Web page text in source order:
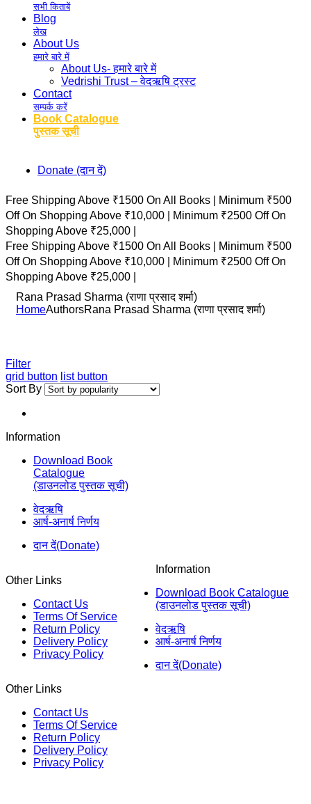
सभी किताबें
Blog
लेख
About Us
हमारे बारे में
About Us- हमारे बारे में
Vedrishi Trust – वेदऋषि ट्रस्ट
Contact
सम्पर्क करें
Book Catalogue
पुस्तक सूची
Donate (दान दें)
Free Shipping Above ₹1500 On All Books |
Minimum ₹500
Off On Shopping Above ₹10,000 |
Minimum ₹2500 Off On
Shopping Above ₹25,000 |
Free Shipping Above ₹1500 On All Books |
Minimum ₹500
Off On Shopping Above ₹10,000 |
Minimum ₹2500 Off On
Shopping Above ₹25,000 |
Rana Prasad Sharma (राणा प्रसाद शर्मा)
HomeAuthorsRana Prasad Sharma (राणा प्रसाद शर्मा)
Filter
grid button list button
Sort By
Information
Download Book
Catalogue
(डाउनलोड पुस्तक सूची)
वेदऋषि
आर्ष-अनार्ष निर्णय
दान दें(Donate)
Other Links
Contact Us
Terms Of Service
Return Policy
Delivery Policy
Privacy Policy
Information
Download Book Catalogue
(डाउनलोड पुस्तक सूची)
वेदऋषि
आर्ष-अनार्ष निर्णय
दान दें(Donate)
Other Links
Contact Us
Terms Of Service
Return Policy
Delivery Policy
Privacy Policy